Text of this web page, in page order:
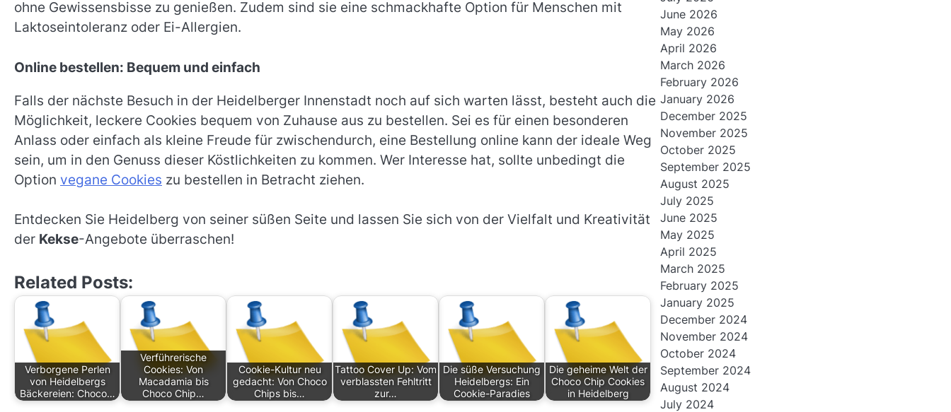
ohne Gewissensbisse zu genießen. Zudem sind sie eine schmackhafte Option für Menschen mit
Laktoseintoleranz oder Ei-Allergien.
Online bestellen: Bequem und einfach
Falls der nächste Besuch in der Heidelberger Innenstadt noch auf sich warten lässt, besteht auch die
Möglichkeit, leckere Cookies bequem von Zuhause aus zu bestellen. Sei es für einen besonderen
Anlass oder einfach als kleine Freude für zwischendurch, eine Bestellung online kann der ideale Weg
sein, um in den Genuss dieser Köstlichkeiten zu kommen. Wer Interesse hat, sollte unbedingt die
Option vegane Cookies zu bestellen in Betracht ziehen.
Entdecken Sie Heidelberg von seiner süßen Seite und lassen Sie sich von der Vielfalt und Kreativität
der Kekse-Angebote überraschen!
Related Posts:
Verborgene Perlen
von Heidelbergs
Bäckereien: Choco…
Verführerische
Cookies: Von
Macadamia bis
Choco Chip…
Cookie-Kultur neu
gedacht: Von Choco
Chips bis…
Tattoo Cover Up: Vom
verblassten Fehltritt
zur…
Die süße Versuchung
Heidelbergs: Ein
Cookie-Paradies
Die geheime Welt der
Choco Chip Cookies
in Heidelberg
June 2026
May 2026
April 2026
March 2026
February 2026
January 2026
December 2025
November 2025
October 2025
September 2025
August 2025
July 2025
June 2025
May 2025
April 2025
March 2025
February 2025
January 2025
December 2024
November 2024
October 2024
September 2024
August 2024
July 2024